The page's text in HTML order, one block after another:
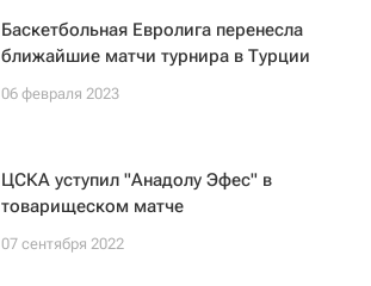
Баскетбольная Евролига перенесла
ближайшие матчи турнира в Турции
06 февраля 2023
ЦСКА уступил "Анадолу Эфес" в
товарищеском матче
07 сентября 2022